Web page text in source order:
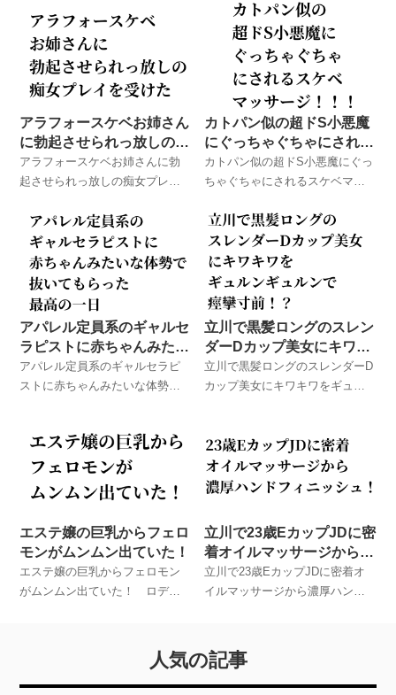
たメンズエステでのハプニング
体験談！
テでのハプニング体験談！
アラフォースケベお姉さん
に勃起させられっ放しの痴
女プレイを受けた
アラフォースケベお姉さんに勃
起させられっ放しの痴女プレイ
に体験したメンズエステでのハ
プニング体験談！
カトパン似の超ドS小悪魔
にぐっちゃぐちゃにされる
スケベマッサージ！！！
カトパン似の超ドS小悪魔にぐっ
ちゃぐちゃにされるスケベマッ
が実際に体験したメンズエステ
でのハプニング体験談！
アパレル定員系のギャルセ
ラピストに赤ちゃんみたい
な体勢で抜いてもらった最
高の一日
アパレル定員系のギャルセラピ
ストに赤ちゃんみたいな体勢で
メンズエステでのハプニング体
験談！
立川で黒髪ロングのスレン
ダーDカップ美女にキワキ
ワをギュルンギュルンで痙
攣寸前！？
立川で黒髪ロングのスレンダーD
カップ美女にキワキワをギュル
メンズエステでのハプニング体
験談！
エステ嬢の巨乳からフェロ
モンがムンムン出ていた！
エステ嬢の巨乳からフェロモン
がムンムン出ていた！ ロデオ
立川で23歳EカップJDに密
着オイルマッサージから濃
厚ハンドフィニッシュ！
立川で23歳EカップJDに密着オ
イルマッサージから濃厚ハンド
テでのハプニング体験談！
人気の記事